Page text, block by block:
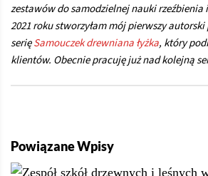
zestawów do samodzielnej nauki
2021 roku stworzyłam mój pierwszy
serięSamouczek drewniana łyżka, który
klientów. Obecnie pracuję już nad kolejną
Powiązane Wpisy